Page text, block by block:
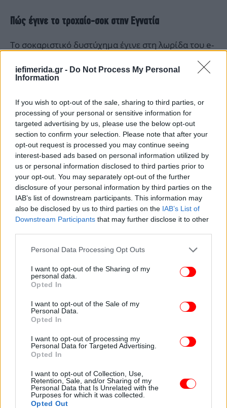
iefimerida.gr - Do Not Process My Personal
Information
If you wish to opt-out of the sale, sharing to third parties, or
processing of your personal or sensitive information for
targeted advertising by us, please use the below opt-out
section to confirm your selection. Please note that after your
opt-out request is processed you may continue seeing
interest-based ads based on personal information utilized by
us or personal information disclosed to third parties prior to
your opt-out. You may separately opt-out of the further
disclosure of your personal information by third parties on the
IAB’s list of downstream participants. This information may
also be disclosed by us to third parties on the IAB’s List of
Downstream Participants that may further disclose it to other
Please note that this website/app uses one or more Google
not limited to your visit or usage behaviour. You may click to
grant or deny consent to Google and its third-party tags to
use your data for below specified purposes in below Google
consent section.
Personal Data Processing Opt Outs
I want to opt-out of the Sharing of my
personal data.
Opted In
I want to opt-out of the Sale of my
Personal Data.
Opted In
I want to opt-out of processing my
Personal Data for Targeted Advertising.
Opted In
I want to opt-out of Collection, Use,
Retention, Sale, and/or Sharing of my
Personal Data that Is Unrelated with the
Purposes for which it was collected.
Opted Out
Πώς έγινε το τροχαίο-σοκ στην Εγνατία
Το σοκαριστικό δυστύχημα έγινε στη λωρίδα του e-
όταν το φορτηγό που οδηγούσε ένας 38χρονος
Ουκρανός με προορισμό την Ηγουμενίτσα -εν μέσω
αυτοκίνητο του ζευγαριού που βρήκε τραγικό
θάνατο, προκαλώντας ταυτόχρονα τον ελαφρύ
τραυματισμό τεσσάρων ανθρώπων που
νοσηλεύονται σε νοσοκομεία της Κοζάνης και της
Βέροιας.